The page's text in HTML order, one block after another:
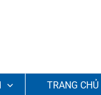
TRANG CHỦ